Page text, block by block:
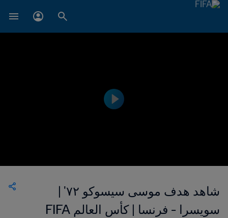
شاهد هدف موسى سيسوكو ٧٢' |
سويسرا - فرنسا | كأس العالم FIFA